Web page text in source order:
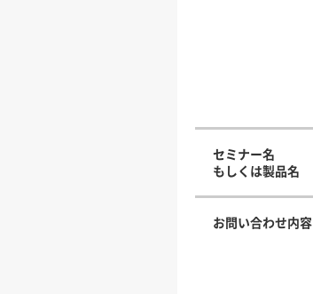
セミナー名
もしくは製品名
お問い合わせ内容